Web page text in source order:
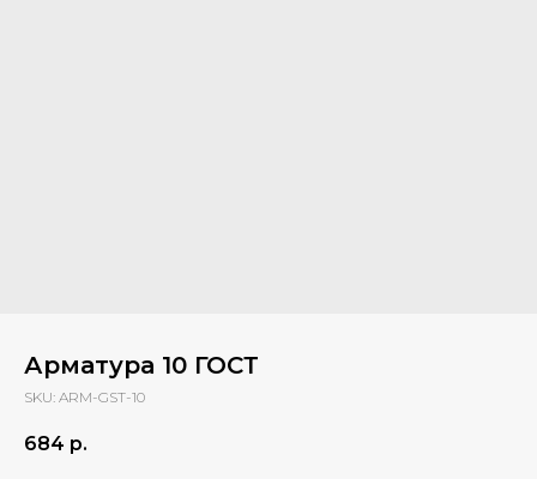
Арматура 10 ГОСТ
SKU: ARM-GST-10
684 р.